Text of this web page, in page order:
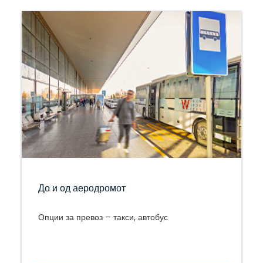
До и од аеродромот
Опции за превоз – такси, автобус